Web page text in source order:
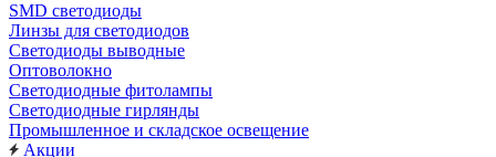
SMD светодиоды
Линзы для светодиодов
Светодиоды выводные
Оптоволокно
Светодиодные фитолампы
Светодиодные гирлянды
Промышленное и складское освещение
Акции